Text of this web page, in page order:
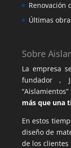
Renovación
Últimas
Sobre
La empresa
fundador ,
más que una
En estos
diseño de
de los clientes